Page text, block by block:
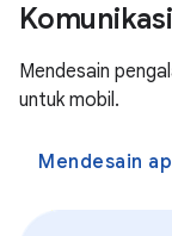
Komunikasi
Mendesain
untuk mobil.
Mendesain